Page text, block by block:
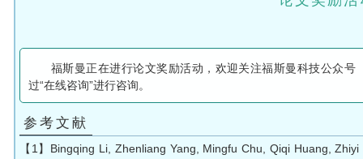
福斯曼正在进行论文奖励活动，欢迎关注福斯曼科技公众号
过“在线咨询”进行咨询。
参考文献
【1】Bingqing Li, Zhenliang Yang, Mingfu Chu, Qiqi Huang,